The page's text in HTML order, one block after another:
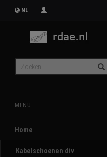
NL
MENU
Home
Kabelschoenen div